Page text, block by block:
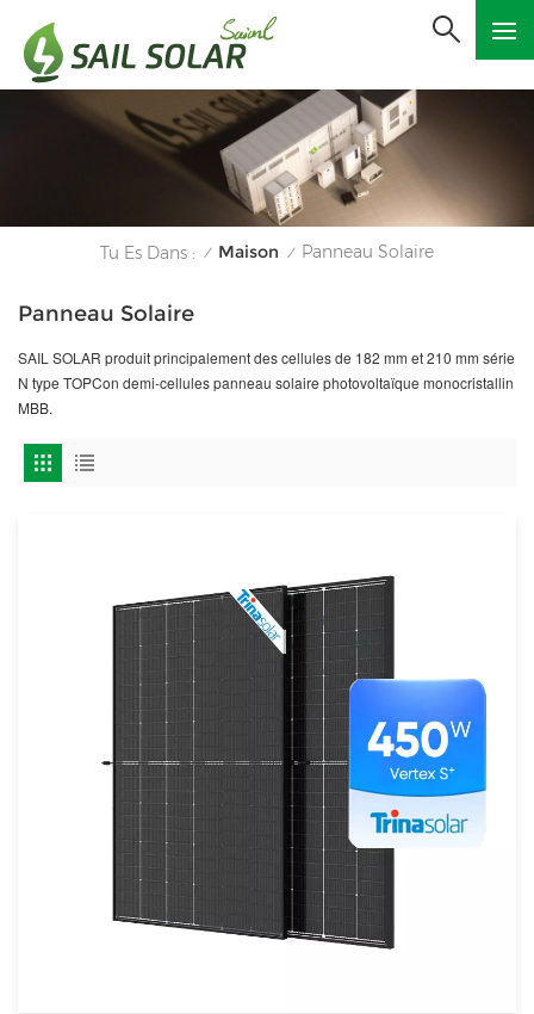
Tu Es Dans : / Maison / Panneau Solaire
Panneau Solaire
SAIL SOLAR produit principalement des cellules de 182 mm et 210 mm série
N type TOPCon demi-cellules panneau solaire photovoltaïque monocristallin
MBB.